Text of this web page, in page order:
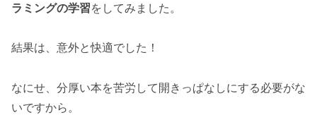
ラミングの学習をしてみました。
結果は、意外と快適でした！
なにせ、分厚い本を苦労して開きっぱなしにする必要がな
いですから。